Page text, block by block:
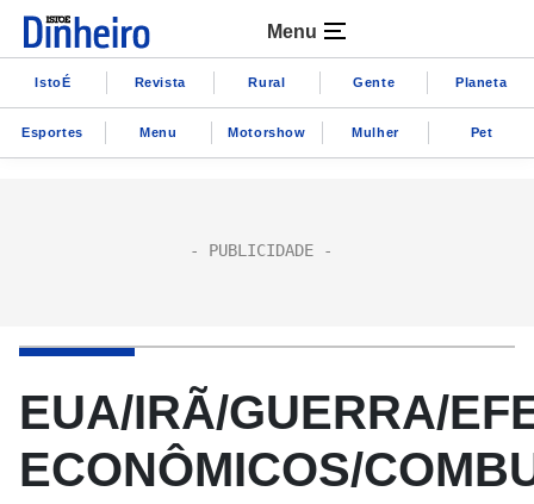
Menu
IstoÉ Revista Rural Gente Planeta
Esportes Menu Motorshow Mulher Pet
EUA/IRÃ/GUERRA/
ECONÔMICOS/